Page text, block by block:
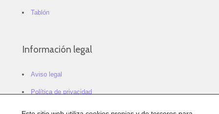
Tablón
Información legal
Aviso legal
Política de privacidad
Política de cookies